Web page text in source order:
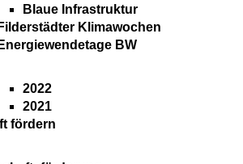
Blaue Infrastruktur
Filderstädter Klimawochen
Energiewendetage BW
2022
2021
fördern